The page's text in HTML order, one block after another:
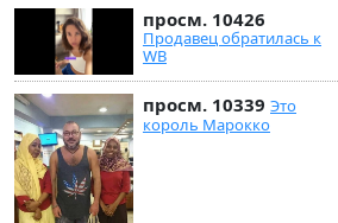
просм. 10426
Продавец обратилась к
WB
просм. 10339 Это
король Марокко